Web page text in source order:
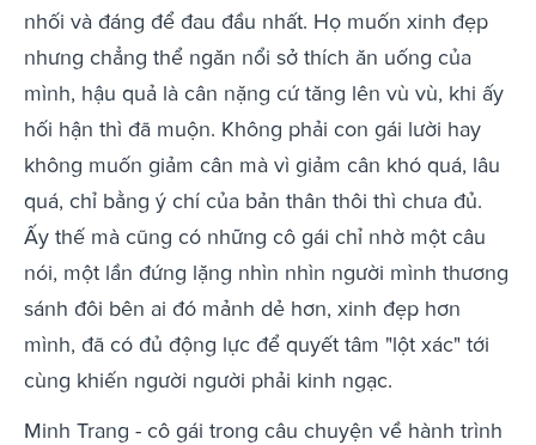
nhối và đáng để đau đầu nhất. Họ muốn xinh đẹp
nhưng chẳng thể ngăn nổi sở thích ăn uống của
mình, hậu quả là cân nặng cứ tăng lên vù vù, khi ấy
hối hận thì đã muộn. Không phải con gái lười hay
không muốn giảm cân mà vì giảm cân khó quá, lâu
quá, chỉ bằng ý chí của bản thân thôi thì chưa đủ.
Ấy thế mà cũng có những cô gái chỉ nhờ một câu
nói, một lần đứng lặng nhìn nhìn người mình thương
sánh đôi bên ai đó mảnh dẻ hơn, xinh đẹp hơn
mình, đã có đủ động lực để quyết tâm "lột xác" tới
cùng khiến người người phải kinh ngạc.
Minh Trang - cô gái trong câu chuyện về hành trình